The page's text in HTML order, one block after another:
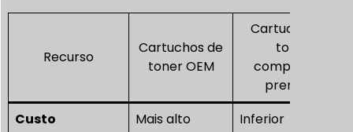
Recurso
Cartuchos de
toner OEM
Cartuchos de
toner
compatíveis
premium
Custo
Mais alto Inferior